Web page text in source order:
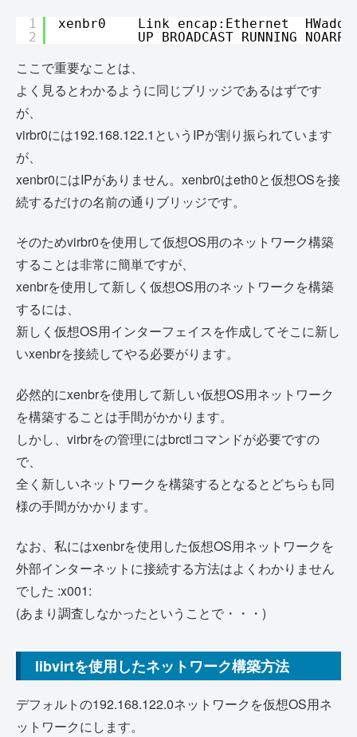
1
2
xenbr0    Link encap:Ethernet
UP BROADCAST RUNNING
ここで重要なことは、
よく見るとわかるように同じブリッジであるはずです
が、
virbr0には192.168.122.1というIPが割り振られています
が、
xenbr0にはIPがありません。xenbr0はeth0と仮想OSを接
続するだけの名前の通りブリッジです。
そのためvirbr0を使用して仮想OS用のネットワーク構築
することは非常に簡単ですが、
xenbrを使用して新しく仮想OS用のネットワークを構築
するには、
新しく仮想OS用インターフェイスを作成してそこに新し
いxenbrを接続してやる必要がります。
必然的にxenbrを使用して新しい仮想OS用ネットワーク
を構築することは手間がかかります。
しかし、virbrをの管理にはbrctlコマンドが必要ですの
で、
全く新しいネットワークを構築するとなるとどちらも同
様の手間がかかります。
なお、私にはxenbrを使用した仮想OS用ネットワークを
外部インターネットに接続する方法はよくわかりません
でした :x001:
(あまり調査しなかったということで・・・)
libvirtを使用したネットワーク構築方法
デフォルトの192.168.122.0ネットワークを仮想OS用ネ
ットワークにします。